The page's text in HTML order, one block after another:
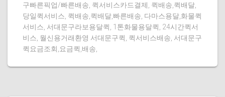
구빠른픽업/빠른배송, 퀵서비스카드결제, 퀵배송,퀵배달,
당일퀵서비스, 퀵배송,퀵배달,빠른배송, 다마스용달,화물퀵
서비스, 서대문구라보용달퀵, 1톤화물용달퀵, 24시간퀵서
비스, 월신용거래환영 서대문구퀵, 퀵서비스배송, 서대문구
퀵요금조회,요금퀵,배송,